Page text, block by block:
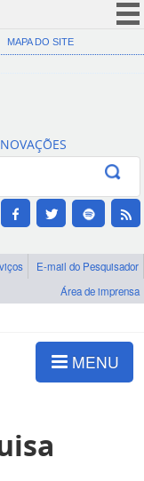
(COVID-19)
Canais
MAPA DO SITE
E-mail do Pesquisador
Área de imprensa
MENU